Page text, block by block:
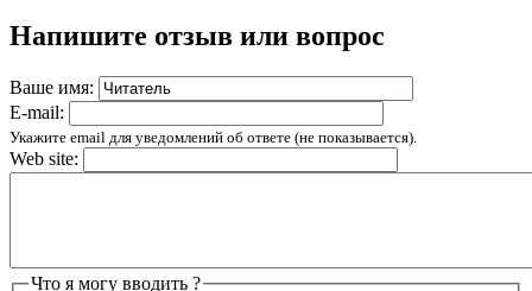
Напишите отзыв или вопрос
Ваше имя:
E-mail:
Укажите email для уведомлений об ответе (не показывается).
Web site:
Что я могу вводить ?